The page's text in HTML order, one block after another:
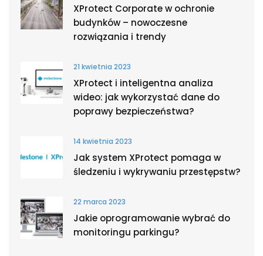
XProtect Corporate w ochronie
budynków – nowoczesne
rozwiązania i trendy
21 kwietnia 2023
XProtect i inteligentna analiza
wideo: jak wykorzystać dane do
poprawy bezpieczeństwa?
14 kwietnia 2023
Jak system XProtect pomaga w
śledzeniu i wykrywaniu przestępstw?
22 marca 2023
Jakie oprogramowanie wybrać do
monitoringu parkingu?